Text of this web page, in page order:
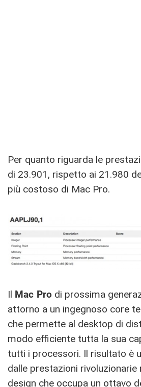
Per quanto riguarda le
di 23.901, rispetto ai 21.980
più costoso di Mac Pro.
Il Mac Pro di prossima
attorno a un ingegnoso core
che permette al desktop di
modo efficiente tutta la sua
tutti i processori. Il risultato è
dalle prestazioni rivoluzionarie
design che occupa un ottavo